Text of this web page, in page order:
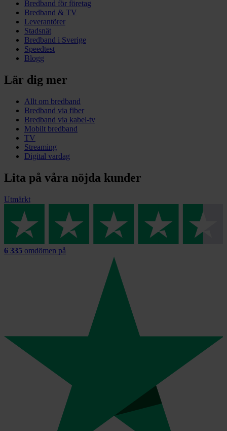
Bredband för företag
Bredband & TV
Leverantörer
Stadsnät
Bredband i Sverige
Speedtest
Blogg
Lär dig mer
Allt om bredband
Bredband via fiber
Bredband via kabel-tv
Mobilt bredband
TV
Streaming
Digital vardag
Lita på våra nöjda kunder
Utmärkt
6 335 omdömen på